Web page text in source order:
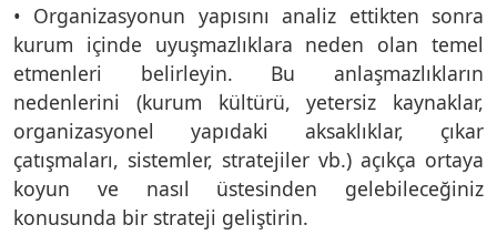
• Organizasyonun yapısını analiz ettikten sonra
kurum içinde uyuşmazlıklara neden olan temel
etmenleri belirleyin. Bu anlaşmazlıkların
nedenlerini (kurum kültürü, yetersiz kaynaklar,
organizasyonel yapıdaki aksaklıklar, çıkar
çatışmaları, sistemler, stratejiler vb.) açıkça ortaya
koyun ve nasıl üstesinden gelebileceğiniz
konusunda bir strateji geliştirin.